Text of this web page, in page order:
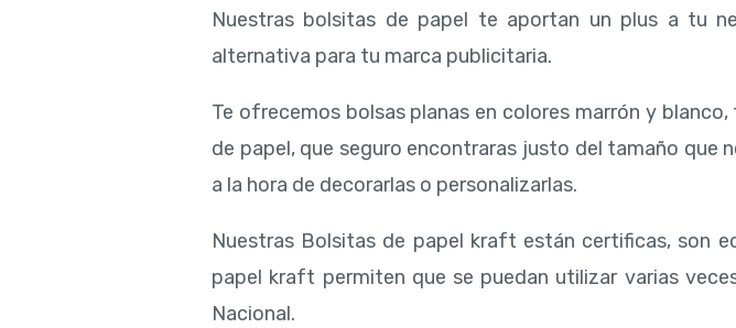
Nuestras bolsitas de papel te aportan un plus a tu
alternativa para tu marca publicitaria.
Te ofrecemos bolsas planas en colores marrón y
de papel, que seguro encontraras justo del tamaño que
a la hora de decorarlas o personalizarlas.
Nuestras Bolsitas de papel kraft están certificas, son
papel kraft permiten que se puedan utilizar varias
Nacional.